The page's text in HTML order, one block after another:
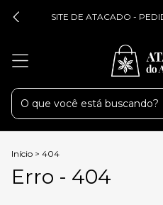
SITE DE ATACADO -
Início > 404
Erro - 404